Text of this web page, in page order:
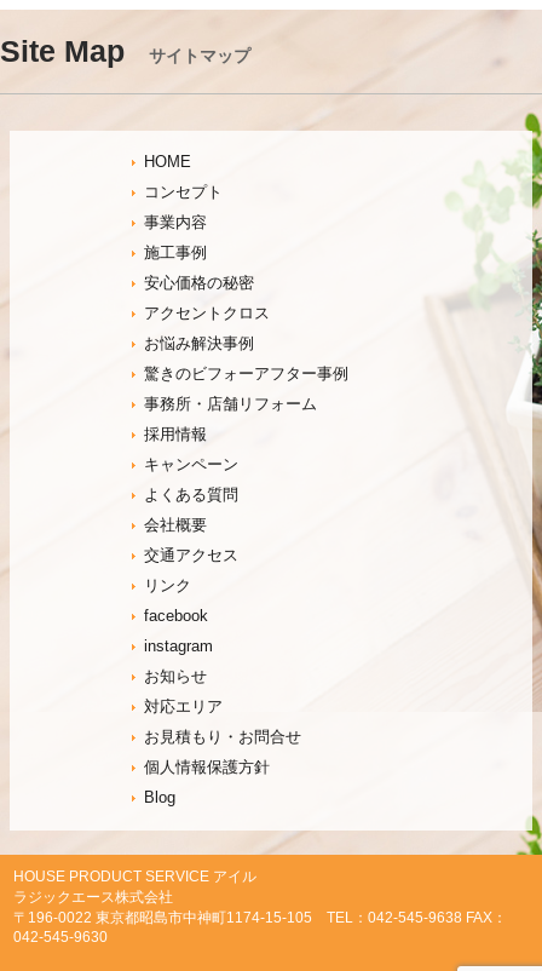
Site Map サイトマップ
HOME
コンセプト
事業内容
施工事例
安心価格の秘密
アクセントクロス
お悩み解決事例
驚きのビフォーアフター事例
事務所・店舗リフォーム
採用情報
キャンペーン
よくある質問
会社概要
交通アクセス
リンク
facebook
instagram
お知らせ
対応エリア
お見積もり・お問合せ
個人情報保護方針
Blog
HOUSE PRODUCT SERVICE アイル
ラジックエース株式会社
〒196-0022 東京都昭島市中神町1174-15-105 TEL：042-545-9638 FAX：
042-545-9630